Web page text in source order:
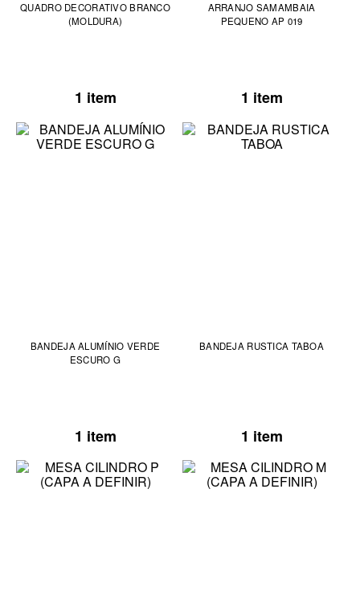
QUADRO DECORATIVO BRANCO
(MOLDURA)
1 item
ARRANJO SAMAMBAIA
PEQUENO AP 019
1 item
BANDEJA ALUMÍNIO VERDE
ESCURO G
1 item
BANDEJA RUSTICA TABOA
1 item